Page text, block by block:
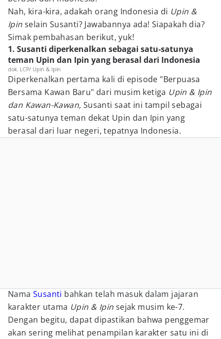
Nah, kira-kira, adakah orang Indonesia di Upin &
Ipin selain Susanti? Jawabannya ada! Siapakah dia?
Simak pembahasan berikut, yuk!
1. Susanti diperkenalkan sebagai satu-satunya
teman Upin dan Ipin yang berasal dari Indonesia
dok. LCP/ Upin & Ipin
Diperkenalkan pertama kali di episode "Berpuasa
Bersama Kawan Baru" dari musim ketiga Upin & Ipin
dan Kawan-Kawan, Susanti saat ini tampil sebagai
satu-satunya teman dekat Upin dan Ipin yang
berasal dari luar negeri, tepatnya Indonesia.
Nama Susanti bahkan telah masuk dalam jajaran
karakter utama Upin & Ipin sejak musim ke-7.
Dengan begitu, dapat dipastikan bahwa penggemar
akan sering melihat penampilan karakter satu ini di